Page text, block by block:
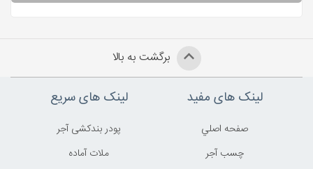
برگشت به بالا
لینک های مفید
صفحه اصلي
چسب آجر
لینک های سریع
پودر بندکشی آجر
ملات آماده